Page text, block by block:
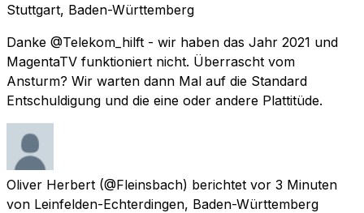
Stuttgart, Baden-Württemberg
Danke @Telekom_hilft - wir haben das Jahr 2021 und
MagentaTV funktioniert nicht. Überrascht vom
Ansturm? Wir warten dann Mal auf die Standard
Entschuldigung und die eine oder andere Plattitüde.
Oliver Herbert (@Fleinsbach) berichtet vor 3 Minuten
von Leinfelden-Echterdingen, Baden-Württemberg